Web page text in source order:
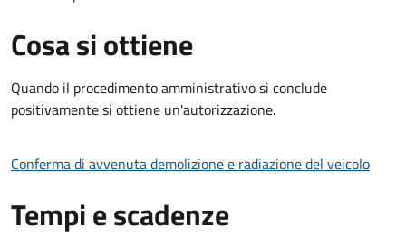
Cosa si ottiene
Quando il procedimento amministrativo si conclude
positivamente si ottiene un'autorizzazione.
Conferma di avvenuta demolizione e radiazione del veicolo
Tempi e scadenze